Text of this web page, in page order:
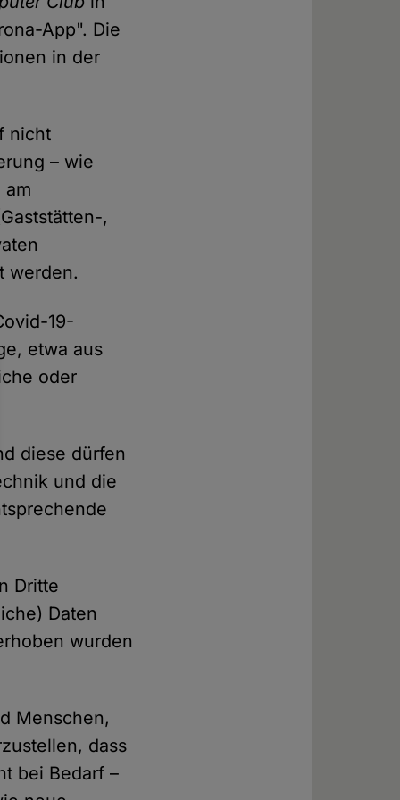
App". Die
in der
nicht
– wie
am
,
werden.
19-
etwa aus
oder
diese dürfen
und die
Dritte
Daten
wurden
Menschen,
dass
bei Bedarf –